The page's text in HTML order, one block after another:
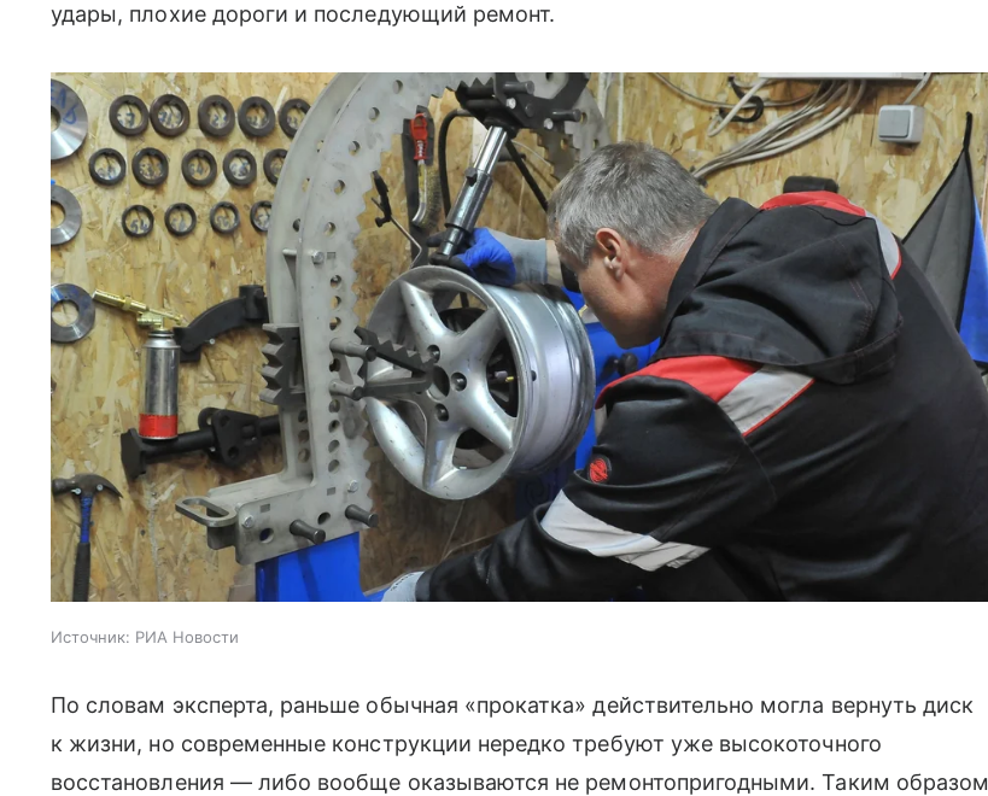
удары, плохие дороги и последующий ремонт.
Источник: РИА Новости
По словам эксперта, раньше обычная «прокатка» действительно могла вернуть диск
к жизни, но современные конструкции нередко требуют уже высокоточного
восстановления — либо вообще оказываются не ремонтопригодными. Таким образом